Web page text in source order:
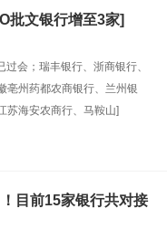
批文银行增至3家]
会；瑞丰银行、浙商银行、
亳州药都农商银行、兰州银
苏海安农商行、马鞍山]
目前15家银行共对接